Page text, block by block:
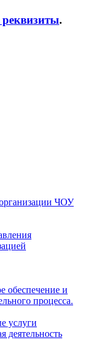
.
ЧОУ
обеспечение и
процесса.
услуги
деятельность